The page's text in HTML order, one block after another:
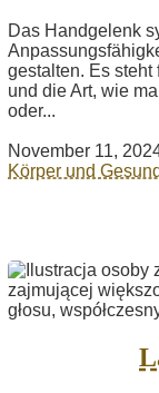
Das Handgelenk
gestalten. Es
und die Art, wie
oder...
November 11,
Körper und